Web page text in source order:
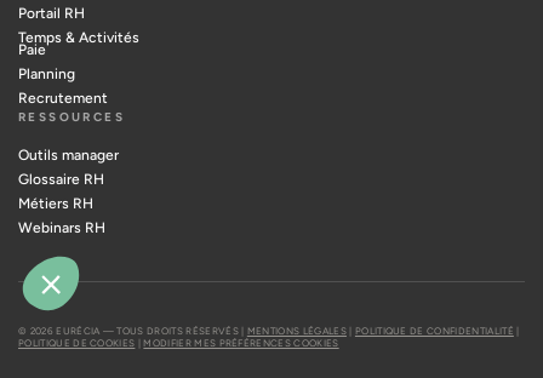
Portail RH
Temps & Activités
Paie
Planning
Recrutement
RESSOURCES
Outils manager
Glossaire RH
Métiers RH
Webinars RH
© 2026 EURÉCIA — TOUS DROITS RÉSERVÉS | MENTIONS LÉGALES| POLITIQUE DE CONFIDENTIALITÉ
POLITIQUE DE COOKIES |MODIFIER MES PRÉFÉRENCES COOKIES